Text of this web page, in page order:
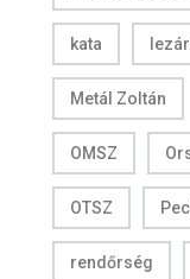
kata
Metál Zoltán
OMSZ
OTSZ
rendőrség